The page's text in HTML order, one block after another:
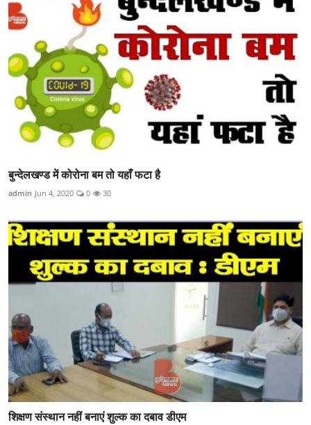
बुन्देलखण्ड में कोरोना बम तो यहाँ फटा है
admin Jun 4, 2020 0 30
शिक्षण संस्थान नहीं बनाएं शुल्क का दबाव डीएम